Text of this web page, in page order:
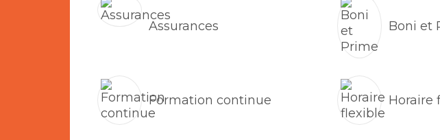
Assurances Boni et
Formation continue Horaire